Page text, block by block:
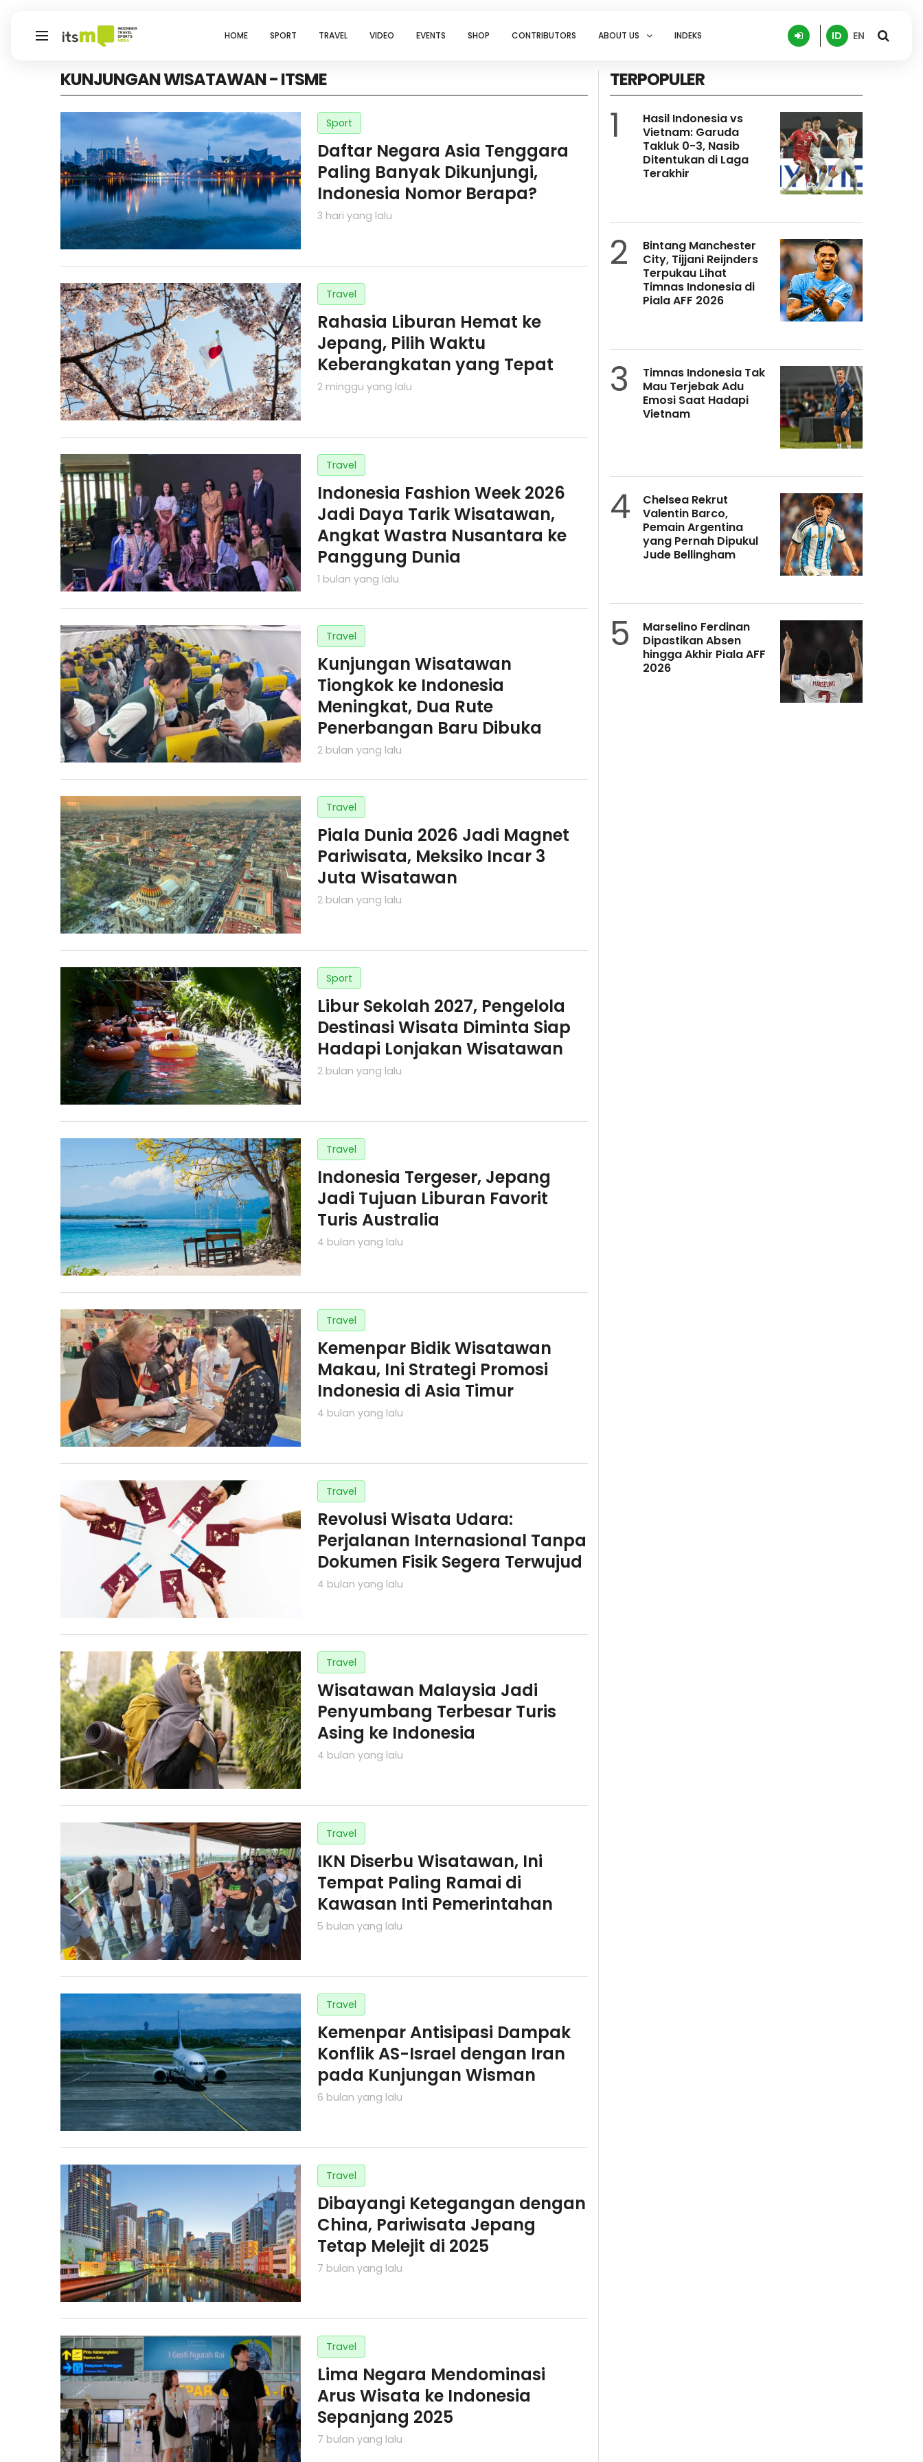
HOME SPORT TRAVEL VIDEO EVENTS SHOP CONTRIBUTORS ABOUT US INDEKS ID EN
KUNJUNGAN WISATAWAN - ITSME
Sport
Daftar Negara Asia Tenggara
Paling Banyak Dikunjungi,
Indonesia Nomor Berapa?
3 hari yang lalu
Travel
Rahasia Liburan Hemat ke
Jepang, Pilih Waktu
Keberangkatan yang Tepat
2 minggu yang lalu
Travel
Indonesia Fashion Week 2026
Jadi Daya Tarik Wisatawan,
Angkat Wastra Nusantara ke
Panggung Dunia
1 bulan yang lalu
Travel
Kunjungan Wisatawan
Tiongkok ke Indonesia
Meningkat, Dua Rute
Penerbangan Baru Dibuka
2 bulan yang lalu
Travel
Piala Dunia 2026 Jadi Magnet
Pariwisata, Meksiko Incar 3
Juta Wisatawan
2 bulan yang lalu
Sport
Libur Sekolah 2027, Pengelola
Destinasi Wisata Diminta Siap
Hadapi Lonjakan Wisatawan
2 bulan yang lalu
Travel
Indonesia Tergeser, Jepang
Jadi Tujuan Liburan Favorit
Turis Australia
4 bulan yang lalu
Travel
Kemenpar Bidik Wisatawan
Makau, Ini Strategi Promosi
Indonesia di Asia Timur
4 bulan yang lalu
Travel
Revolusi Wisata Udara:
Perjalanan Internasional Tanpa
Dokumen Fisik Segera Terwujud
4 bulan yang lalu
Travel
Wisatawan Malaysia Jadi
Penyumbang Terbesar Turis
Asing ke Indonesia
4 bulan yang lalu
Travel
IKN Diserbu Wisatawan, Ini
Tempat Paling Ramai di
Kawasan Inti Pemerintahan
5 bulan yang lalu
Travel
Kemenpar Antisipasi Dampak
Konflik AS-Israel dengan Iran
pada Kunjungan Wisman
6 bulan yang lalu
Travel
Dibayangi Ketegangan dengan
China, Pariwisata Jepang
Tetap Melejit di 2025
7 bulan yang lalu
Travel
Lima Negara Mendominasi
Arus Wisata ke Indonesia
Sepanjang 2025
7 bulan yang lalu
TERPOPULER
1
Hasil Indonesia vs
Vietnam: Garuda
Takluk 0-3, Nasib
Ditentukan di Laga
Terakhir
2
Bintang Manchester
City, Tijjani Reijnders
Terpukau Lihat
Timnas Indonesia di
Piala AFF 2026
3
Timnas Indonesia Tak
Mau Terjebak Adu
Emosi Saat Hadapi
Vietnam
4
Chelsea Rekrut
Valentin Barco,
Pemain Argentina
yang Pernah Dipukul
Jude Bellingham
5
Marselino Ferdinan
Dipastikan Absen
hingga Akhir Piala AFF
2026